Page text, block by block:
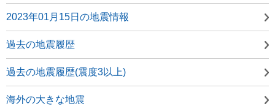
2023年01月15日の地震情報
過去の地震履歴
過去の地震履歴(震度3以上)
海外の大きな地震